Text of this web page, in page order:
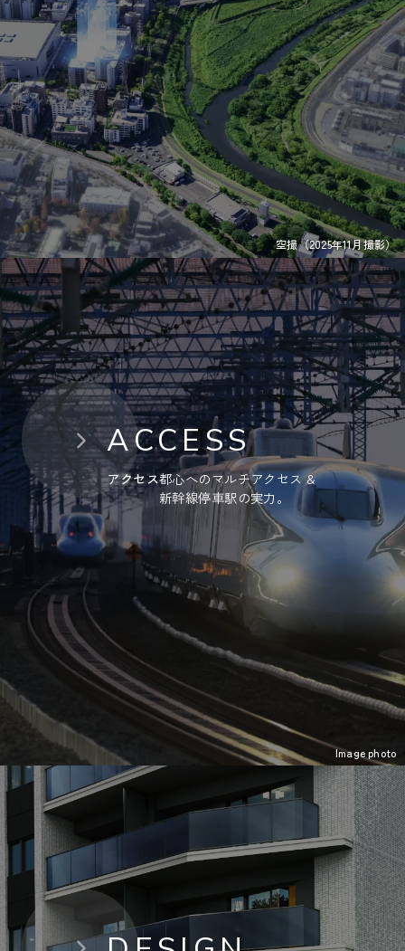
空撮（2025年11月撮影）
Image photo
ACCESS
アクセス都心へのマルチアクセス &
新幹線停車駅の実力。